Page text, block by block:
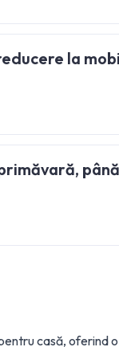
la
până
casă, oferind